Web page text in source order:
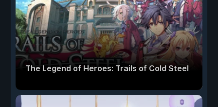
The Legend of Heroes: Trails of Cold Steel